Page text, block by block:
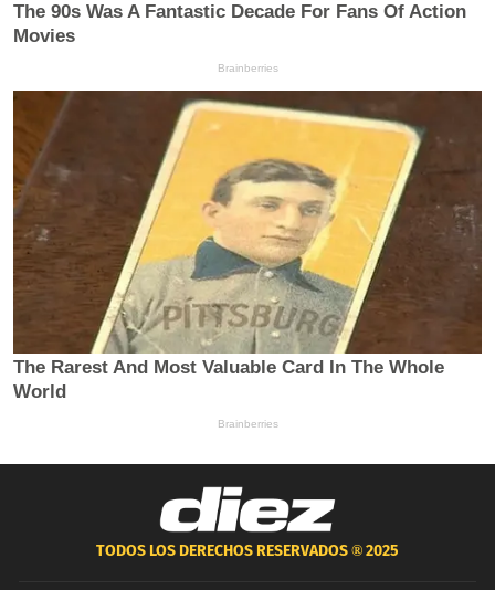
TODOS LOS DERECHOS RESERVADOS ®2025